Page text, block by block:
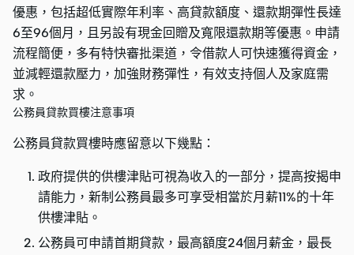
優惠，包括超低實際年利率、高貸款額度、還款期彈性長達
6至96個月，且另設有現金回贈及寬限還款期等優惠。申請
流程簡便，多有特快審批渠道，令借款人可快速獲得資金，
並減輕還款壓力，加強財務彈性，有效支持個人及家庭需
求。
公務員貸款買樓注意事項
公務員貸款買樓時應留意以下幾點：
政府提供的供樓津貼可視為收入的一部分，提高按揭申
請能力，新制公務員最多可享受相當於月薪11%的十年
供樓津貼。
公務員可申請首期貸款，最高額度24個月薪金，最長